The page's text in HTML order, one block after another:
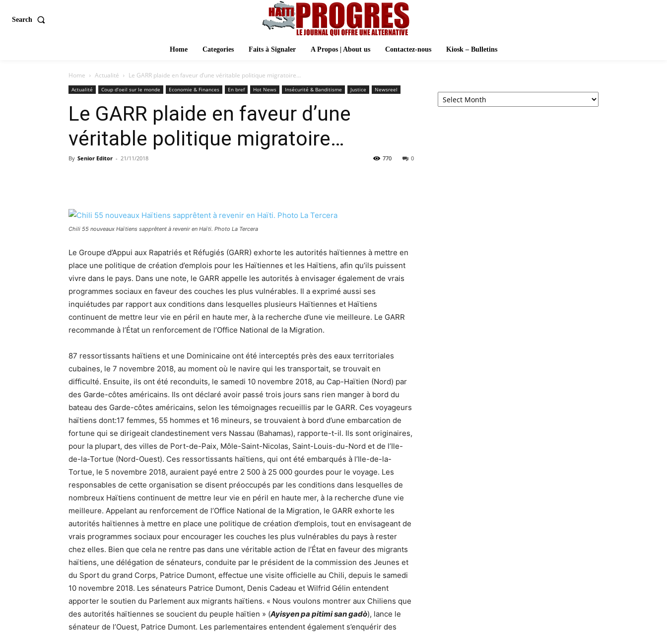
Search
Home Categories Faits à Signaler A Propos | About us Contactez-nous Kiosk – Bulletins
Home Actualité Le GARR plaide en faveur d’une véritable politique migratoire…
Actualité Coup d’oeil sur le monde Economie & Finances En bref Hot News Insécurité & Banditisme Justice Newsreel
Le GARR plaide en faveur d’une
véritable politique migratoire…
By Senior Editor - 21/11/2018 0
770
Chili 55 nouveaux Haïtiens sapprêtent à revenir en Haïti. Photo La Tercera
Le Groupe d’Appui aux Rapatriés et Réfugiés (GARR) exhorte les autorités haïtiennes à mettre en
place une politique de création d’emplois pour les Haïtiennes et les Haïtiens, afin qu’ils puissent
vivre dans le pays. Dans une note, le GARR appelle les autorités à envisager également de vrais
programmes sociaux en faveur des couches les plus vulnérables. Il a exprimé aussi ses
inquiétudes par rapport aux conditions dans lesquelles plusieurs Haïtiennes et Haïtiens
continuent de mettre leur vie en péril en haute mer, à la recherche d’une vie meilleure. Le GARR
recommande à l’État un renforcement de l’Office National de la Migration.
87 ressortissants haïtiens et une Dominicaine ont été interceptés près des eaux territoriales
cubaines, le 7 novembre 2018, au moment où le navire qui les transportait, se trouvait en
difficulté. Ensuite, ils ont été reconduits, le samedi 10 novembre 2018, au Cap-Haïtien (Nord) par
des Garde-côtes américains. Ils ont déclaré avoir passé trois jours sans rien manger à bord du
bateau des Garde-côtes américains, selon les témoignages recueillis par le GARR. Ces voyageurs
haïtiens dont:17 femmes, 55 hommes et 16 mineurs, se trouvaient à bord d’une embarcation de
fortune qui se dirigeait clandestinement vers Nassau (Bahamas), rapporte-t-il. Ils sont originaires,
pour la plupart, des villes de Port-de-Paix, Môle-Saint-Nicolas, Saint-Louis-du-Nord et de l’Ile-
de-la-Tortue (Nord-Ouest). Ces ressortissants haïtiens, qui ont été embarqués à l’Ile-de-la-
Tortue, le 5 novembre 2018, auraient payé entre 2 500 à 25 000 gourdes pour le voyage. Les
responsables de cette organisation se disent préoccupés par les conditions dans lesquelles de
nombreux Haïtiens continuent de mettre leur vie en péril en haute mer, à la recherche d’une vie
meilleure. Appelant au renforcement de l’Office National de la Migration, le GARR exhorte les
autorités haïtiennes à mettre en place une politique de création d’emplois, tout en envisageant de
vrais programmes sociaux pour encourager les couches les plus vulnérables du pays à rester
chez elles. Bien que cela ne rentre pas dans une véritable action de l’État en faveur des migrants
haïtiens, une délégation de sénateurs, conduite par le président de la commission des Jeunes et
du Sport du grand Corps, Patrice Dumont, effectue une visite officielle au Chili, depuis le samedi
10 novembre 2018. Les sénateurs Patrice Dumont, Denis Cadeau et Wilfrid Gélin entendent
apporter le soutien du Parlement aux migrants haïtiens. « Nous voulons montrer aux Chiliens que
des autorités haïtiennes se soucient du peuple haïtien » (Ayisyen pa pitimi san gadò), lance le
sénateur de l’Ouest, Patrice Dumont. Les parlementaires entendent également s’enquérir des
Archives